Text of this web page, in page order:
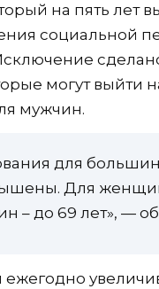
на пять лет
социальной
могут выйти
мужчин.
для
Для
– до 69 лет», —